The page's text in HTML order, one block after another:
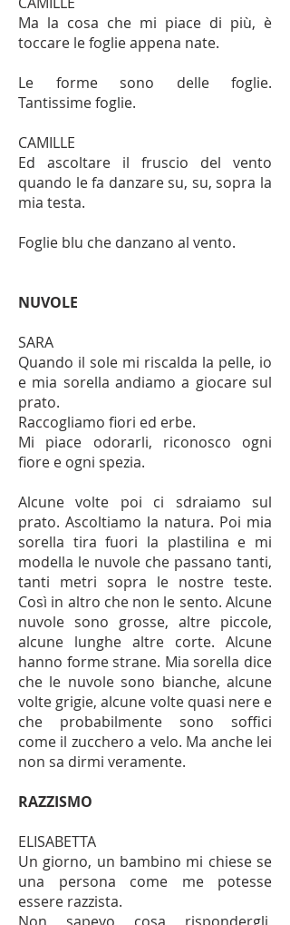
Ma la cosa che mi piace di più, è
toccare le foglie appena nate.
Le forme sono delle foglie.
Tantissime foglie.
CAMILLE
Ed ascoltare il fruscio del vento
quando le fa danzare su, su, sopra la
mia testa.
Foglie blu che danzano al vento.
NUVOLE
SARA
Quando il sole mi riscalda la pelle, io
e mia sorella andiamo a giocare sul
prato.
Raccogliamo fiori ed erbe.
Mi piace odorarli, riconosco ogni
fiore e ogni spezia.
Alcune volte poi ci sdraiamo sul
prato. Ascoltiamo la natura. Poi mia
sorella tira fuori la plastilina e mi
modella le nuvole che passano tanti,
tanti metri sopra le nostre teste.
Così in altro che non le sento. Alcune
nuvole sono grosse, altre piccole,
alcune lunghe altre corte. Alcune
hanno forme strane. Mia sorella dice
che le nuvole sono bianche, alcune
volte grigie, alcune volte quasi nere e
che probabilmente sono soffici
come il zucchero a velo. Ma anche lei
non sa dirmi veramente.
RAZZISMO
ELISABETTA
Un giorno, un bambino mi chiese se
una persona come me potesse
essere razzista.